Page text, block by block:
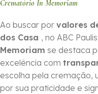
Crematório In Memoriam
Ao buscar por valores
dos Casa , no ABC
Memoriam se destaca
excelência com
escolha pela cremação,
por sua praticidade e